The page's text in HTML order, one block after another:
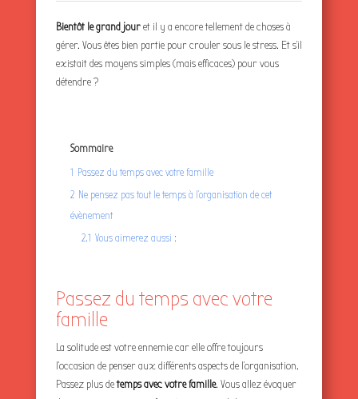
Bientôt le grand jouret il y a encore tellement de choses à
gérer. Vous êtes bien partie pour crouler sous le stress. Et s’il
existait des moyens simples (mais efficaces) pour vous
détendre ?
Sommaire
1 Passez du temps avec votre famille
2 Ne pensez pas tout le temps à l’organisation de cet
évènement
2.1 Vous aimerez aussi :
Passez du temps avec votre
famille
La solitude est votre ennemie car elle offre toujours
l’occasion de penser aux différents aspects de l’organisation.
Passez plus detemps avec votre famille. Vous allez évoquer